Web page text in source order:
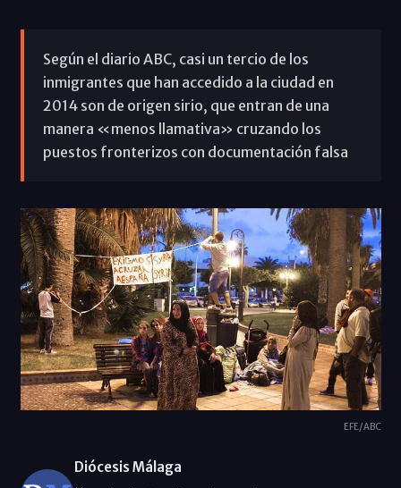
Según el diario ABC, casi un tercio de los
inmigrantes que han accedido a la ciudad en
2014 son de origen sirio, que entran de una
manera «menos llamativa» cruzando los
puestos fronterizos con documentación falsa
EFE/ABC
Diócesis Málaga